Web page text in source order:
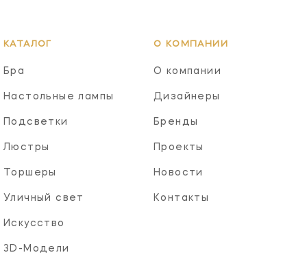
КАТАЛОГ
Бра
Настольные лампы
Подсветки
Люстры
Торшеры
Уличный свет
Искусство
3D-Модели
О КОМПАНИИ
О компании
Дизайнеры
Бренды
Проекты
Новости
Контакты